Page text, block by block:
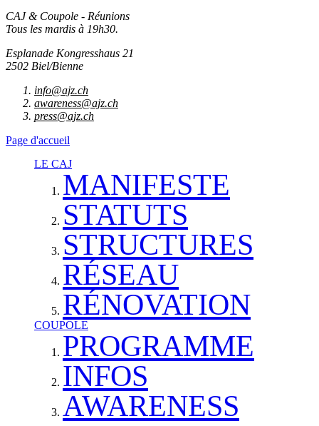
CAJ & Coupole - Réunions
Tous les mardis à 19h30.
Esplanade Kongresshaus 21
2502 Biel/Bienne
info@ajz.ch
awareness@ajz.ch
press@ajz.ch
Page d'accueil
LE CAJ
MANIFESTE
STATUTS
STRUCTURES
RÉSEAU
RÉNOVATION
COUPOLE
PROGRAMME
INFOS
AWARENESS